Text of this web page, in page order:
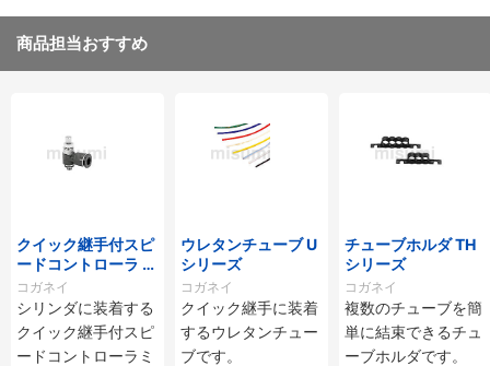
商品担当おすすめ
クイック継手付スピ
ードコントローラ ス
タンダードタイプ S
C□-M・SS□-Mシ
リーズ
コガネイ
シリンダに装着する
クイック継手付スピ
ードコントローラミ
ウレタンチューブ U
シリーズ
コガネイ
クイック継手に装着
するウレタンチュー
ブです。
チューブホルダ TH
シリーズ
コガネイ
複数のチューブを簡
単に結束できるチュ
ーブホルダです。